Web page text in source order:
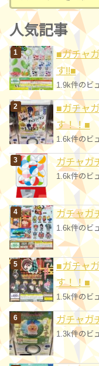
テ
ゴ
リ
ー
人気記事
■ガチャ
す!!■
1.9k件のビ
■ガチャ
す！！■
1.6k件のビ
ガチャガ
1.6k件のビ
ガチャガ
1.6k件のビ
■ガチャ
す！！■
1.5k件のビ
ガチャガ
1.3k件のビ